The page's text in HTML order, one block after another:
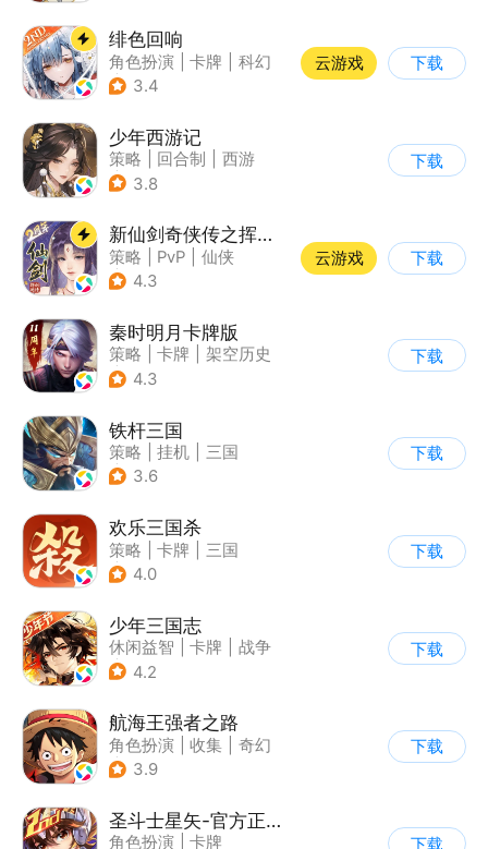
绯色回响
角色扮演 卡牌
科幻
| 美少女
3.4
云游戏 下载
少年西游记
策略 回合制
西游
| 中国风
3.8
下载
新仙剑奇侠传之挥剑问情
策略 PvP
仙侠
| 仙剑
4.3
云游戏 下载
秦时明月卡牌版
策略 卡牌
架空历史
| 秦时明月
4.3
下载
铁杆三国
策略 挂机
三国
| 中国风
3.6
下载
欢乐三国杀
策略 卡牌
三国
| 三国杀
4.0
下载
少年三国志
休闲益智 卡牌
战争
| 少年三国志
4.2
下载
航海王强者之路
角色扮演 收集
奇幻
| 海贼王
3.9
下载
圣斗士星矢-官方正版(腾讯)
角色扮演
卡牌
下载